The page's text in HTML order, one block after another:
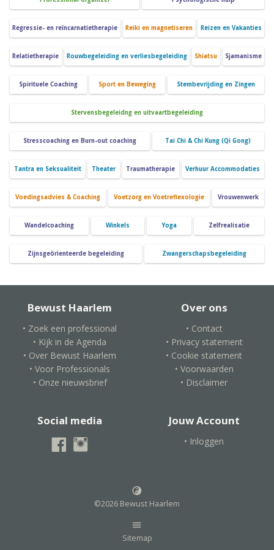
Regressie- en reïncarnatietherapie Reiki en magnetiseren Reizen en Vakanties
Relatietherapie Rouwbegeleiding en verliesbegeleiding Shiatsu Sjamanisme
Spirituele Coaching Sport en Beweging Stembevrijding en Zingen
Stervensbegeleidng en uitvaartbegeleiding
Stresscoaching en Burn-out coaching Tai Chi & Chi Kung (Qi Gong)
Tantra en Seksualiteit Theater Traumatherapie Verhuur Accommodaties
Voedingsadvies & Coaching Voetzorg en Voetreflexologie Vrouwenwerk
Wandelcoaching Winkels Yoga Zelfrealisatie
Zijnsgeörienteerde begeleiding Zwangerschapsbegeleiding
Bewust Haarlem
• Zoek een professional
• Kijk in de Agenda
• Over Bewust Haarlem
• Voor Professionals
• Onze nieuwsbrief
Over ons
• Contact
• Privacy statement
• Cookie statement
• Voorwaarden
• Disclaimer
Social media Jouw Account
• Inloggen
©2026 Bewust Haarlem
Sitemap